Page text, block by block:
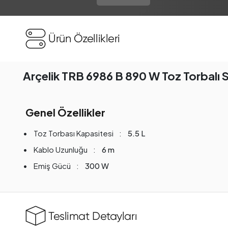
Ürün Özellikleri
Arçelik TRB 6986 B 890 W Toz Torbalı
Genel Özellikler
Toz Torbası Kapasitesi
5.5 L
Kablo Uzunluğu
6 m
Emiş Gücü
300 W
Teslimat Detayları